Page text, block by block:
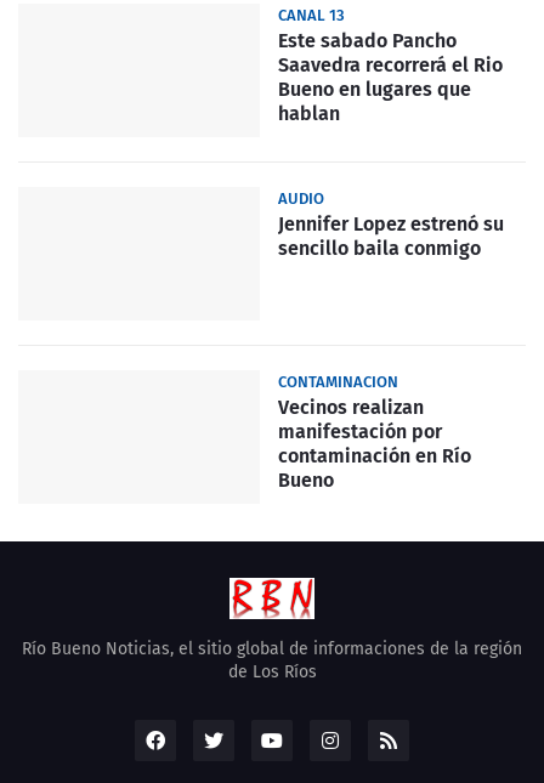
CANAL 13
Este sabado Pancho
Saavedra recorrerá el Rio
Bueno en lugares que
hablan
AUDIO
Jennifer Lopez estrenó su
sencillo baila conmigo
CONTAMINACION
Vecinos realizan
manifestación por
contaminación en Río
Bueno
Río Bueno Noticias, el sitio global de informaciones de la región
de Los Ríos